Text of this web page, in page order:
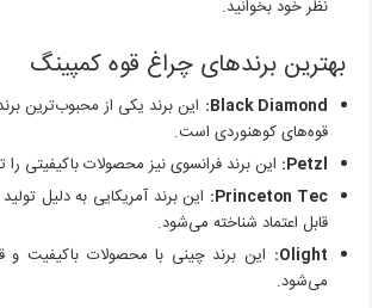
نظر خود بخوانید.
بهترین برندهای چراغ قوه کمپینگ
Black Diamond: این برند یکی از محبوب‌ترین
قوه‌های کوهنوردی است.
Petzl: این برند فرانسوی نیز محصولات باکیفیتی را
Princeton Tec: این برند آمریکایی به دلیل
قابل اعتماد شناخته می‌شود.
Olight: این برند چینی با محصولات باکیفیت
می‌شود.